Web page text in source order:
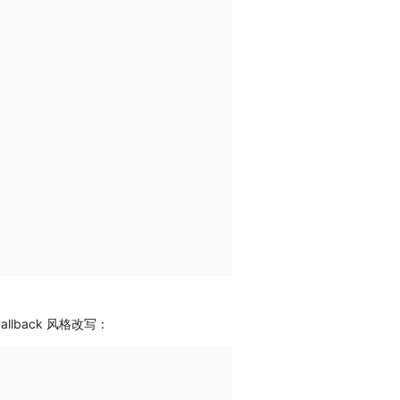
风格改写：